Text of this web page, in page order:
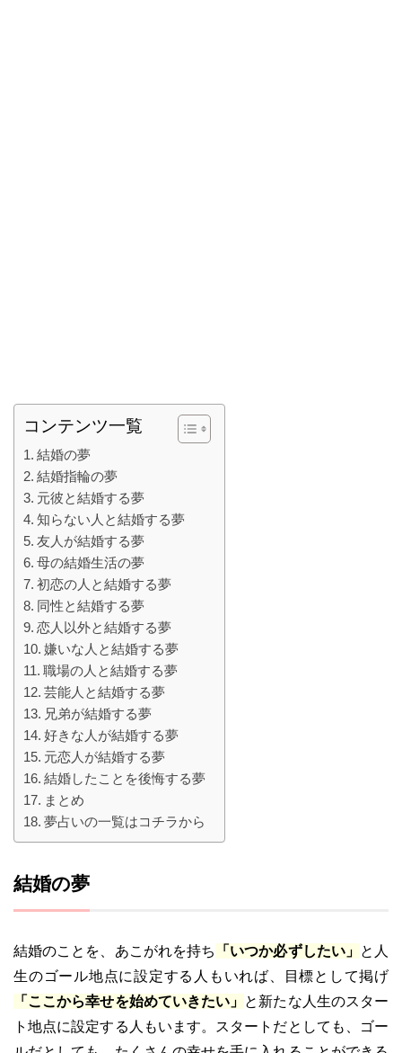
コンテンツ一覧
結婚の夢
結婚指輪の夢
元彼と結婚する夢
知らない人と結婚する夢
友人が結婚する夢
母の結婚生活の夢
初恋の人と結婚する夢
同性と結婚する夢
恋人以外と結婚する夢
嫌いな人と結婚する夢
職場の人と結婚する夢
芸能人と結婚する夢
兄弟が結婚する夢
好きな人が結婚する夢
元恋人が結婚する夢
結婚したことを後悔する夢
まとめ
夢占いの一覧はコチラから
結婚の夢
結婚のことを、あこがれを持ち 「いつか必ずしたい」 と人
生のゴール地点に設定する人もいれば、目標として掲げ
「ここから幸せを始めていきたい」 と新たな人生のスター
ト地点に設定する人もいます。スタートだとしても、ゴー